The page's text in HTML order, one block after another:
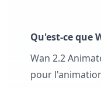
Qu'est-ce que
Wan 2.2
pour